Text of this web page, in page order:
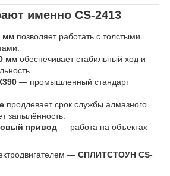
именно CS-2413
мм позволяет работать с толстыми
мм обеспечивает стабильный ход и
— промышленный стандарт
продлевает срок службы алмазного
запылённость.
привод — работа на объектах
— СПЛИТСТОУН CS-